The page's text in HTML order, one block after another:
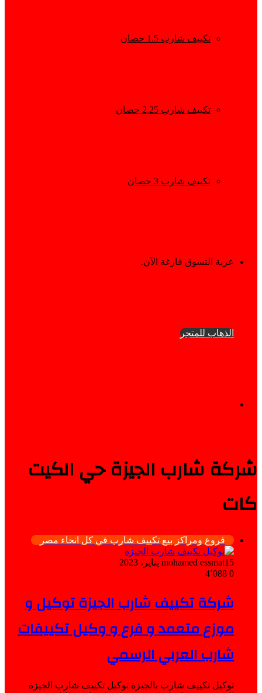
تكييف شارب 1.5 حصان
تكييف شارب 2.25 حصان
تكييف شارب 3 حصان
إستعراض
سلة
عربة التسوق فارغة الآن.
الذهاب للمتجر
شركة شارب الجيزة حي الكيت
كات
فروع ومراكز بيع تكييف شارب في كل انحاء مصر
mohamed essmat15 يناير، 2023
0
شركة تكييف شارب الجيزة توكيل و
موزع متعمد و فرع و وكيل تكييفات
شارب العربي الرسمي
توكيل تكييف شارب بالجيزة توكيل تكييف شارب الجيزة